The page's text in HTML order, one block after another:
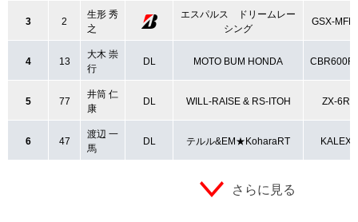
3 2
生形 秀
之
エスパルス ドリームレー
シング
GSX-
4 13
大木 崇
行
DL MOTO BUM HONDA
5 77
井筒 仁
康
DL WILL-RAISE & RS-ITOH ZX-6R
6 47
渡辺 一
馬
DL テルル&EM★KoharaRT KALEX
さらに見る